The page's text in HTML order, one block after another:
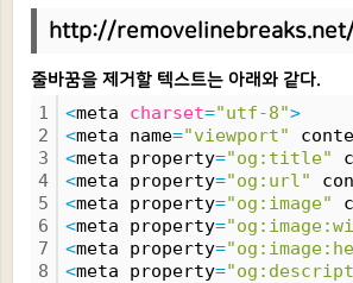
http://
줄바꿈을 제거할 텍스트는 아래와 같다.
1
2
3
4
5
6
7
8
<meta charset="utf-8">
<meta name="viewport"
<meta property="og:title"
<meta property="og:url"
<meta property="og:image"
<meta property=
<meta property=
<meta property=